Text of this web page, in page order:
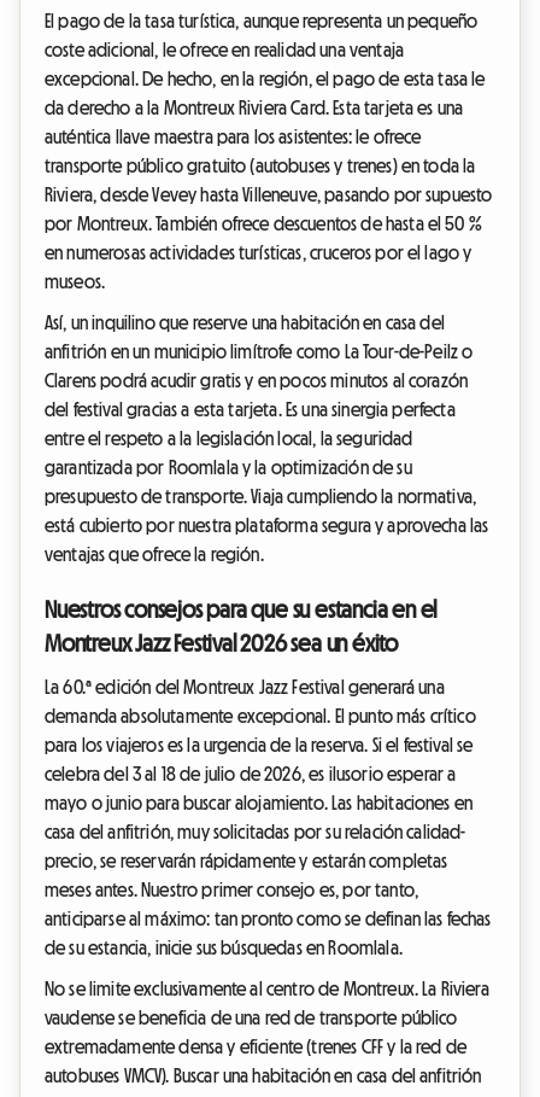
El pago de la tasa turística, aunque representa un pequeño
coste adicional, le ofrece en realidad una ventaja
excepcional. De hecho, en la región, el pago de esta tasa le
da derecho a la Montreux Riviera Card. Esta tarjeta es una
auténtica llave maestra para los asistentes: le ofrece
transporte público gratuito (autobuses y trenes) en toda la
Riviera, desde Vevey hasta Villeneuve, pasando por supuesto
por Montreux. También ofrece descuentos de hasta el 50 %
en numerosas actividades turísticas, cruceros por el lago y
museos.
Así, un inquilino que reserve una habitación en casa del
anfitrión en un municipio limítrofe como La Tour-de-Peilz o
Clarens podrá acudir gratis y en pocos minutos al corazón
del festival gracias a esta tarjeta. Es una sinergia perfecta
entre el respeto a la legislación local, la seguridad
garantizada por Roomlala y la optimización de su
presupuesto de transporte. Viaja cumpliendo la normativa,
está cubierto por nuestra plataforma segura y aprovecha las
ventajas que ofrece la región.
Nuestros consejos para que su estancia en el
Montreux Jazz Festival 2026 sea un éxito
La 60.ª edición del Montreux Jazz Festival generará una
demanda absolutamente excepcional. El punto más crítico
para los viajeros es la urgencia de la reserva. Si el festival se
celebra del 3 al 18 de julio de 2026, es ilusorio esperar a
mayo o junio para buscar alojamiento. Las habitaciones en
casa del anfitrión, muy solicitadas por su relación calidad-
precio, se reservarán rápidamente y estarán completas
meses antes. Nuestro primer consejo es, por tanto,
anticiparse al máximo: tan pronto como se definan las fechas
de su estancia, inicie sus búsquedas en Roomlala.
No se limite exclusivamente al centro de Montreux. La Riviera
vaudense se beneficia de una red de transporte público
extremadamente densa y eficiente (trenes CFF y la red de
autobuses VMCV). Buscar una habitación en casa del anfitrión